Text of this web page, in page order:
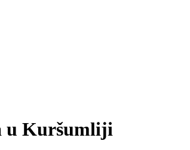
u Kuršumliji